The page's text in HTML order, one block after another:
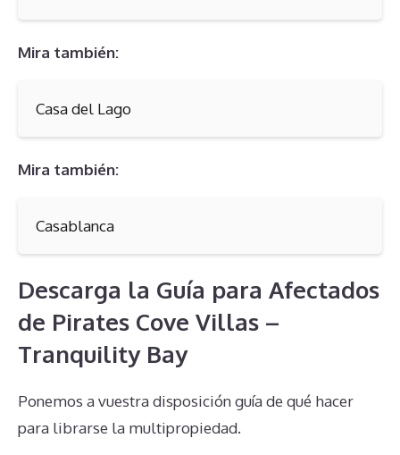
Mira también:
Casa del Lago
Mira también:
Casablanca
Descarga la Guía para Afectados
de Pirates Cove Villas –
Tranquility Bay
Ponemos a vuestra disposición guía de qué hacer
para librarse la multipropiedad.